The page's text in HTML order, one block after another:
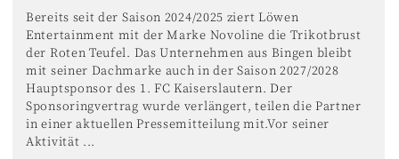
Bereits seit der Saison 2024/2025 ziert Löwen
Entertainment mit der Marke Novoline die Trikotbrust
der Roten Teufel. Das Unternehmen aus Bingen bleibt
mit seiner Dachmarke auch in der Saison 2027/2028
Hauptsponsor des 1. FC Kaiserslautern. Der
Sponsoringvertrag wurde verlängert, teilen die Partner
in einer aktuellen Pressemitteilung mit.Vor seiner
Aktivität ...